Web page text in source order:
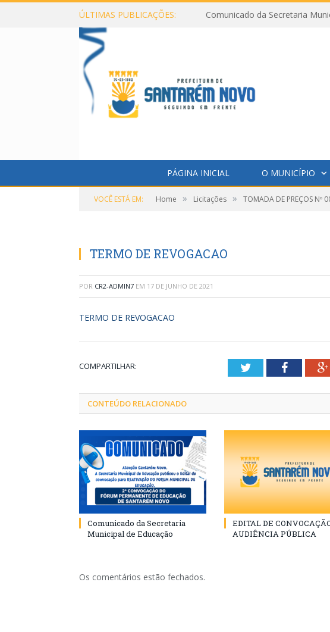
ÚLTIMAS PUBLICAÇÕES: Comunicado da Secretaria
PÁGINA INICIAL O MUNICÍPIO
VOCÊ ESTÁ EM: Home » Licitações » TOMADA DE PREÇOS Nº
TERMO DE REVOGACAO
POR CR2-ADMIN7 EM 17 DE JUNHO DE 2021
TERMO DE REVOGACAO
COMPARTILHAR: TwitterFacebook
CONTEÚDO RELACIONADO
Comunicado da Secretaria
Municipal de Educação
EDITAL DE
AUDIÊNCIA PÚBLICA
Os comentários estão fechados.